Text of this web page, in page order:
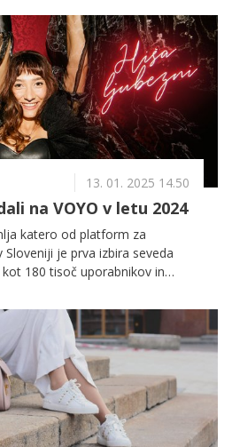
pred zasloni, lahko vplivajo
vplivnica Rebecca Gliha se
videu razkriva, kako tudi v
najde čas zase ter s
za svoje dobro počutje.
13. 01. 2025 14.50
na VOYO v letu 2024
katero od platform za
je prva izbira seveda
180 tisoč uporabnikov in
VOYO originali pa še naprej
so namreč več kot 13,7
je seveda Ja, Chef!, pa
strasten pečat. Kaj vse
2024?